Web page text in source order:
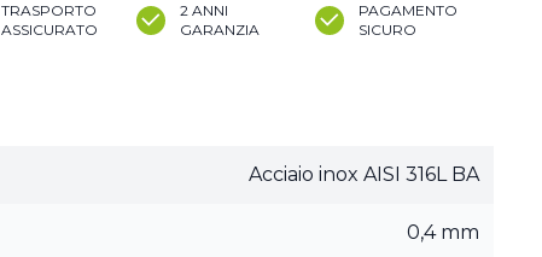
TRASPORTO
ASSICURATO
2 ANNI
GARANZIA
PAGAMENTO
SICURO
Acciaio inox AISI 316L BA
0,4 mm